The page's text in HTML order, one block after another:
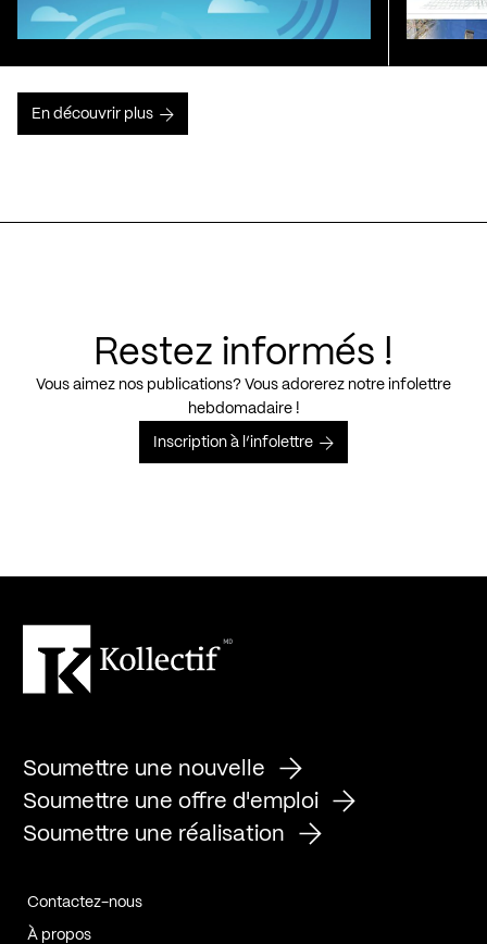
En découvrir plus
Restez informés !
Vous aimez nos publications? Vous adorerez notre infolettre
hebdomadaire !
Inscription à l’infolettre
Soumettre une nouvelle
Soumettre une offre d'emploi
Soumettre une réalisation
Contactez-nous
À propos